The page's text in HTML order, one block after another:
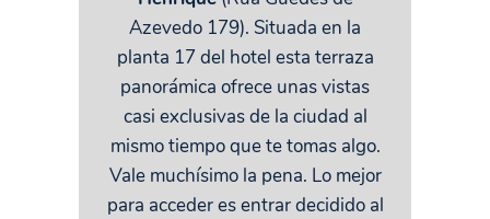
Azevedo 179). Situada en la
planta 17 del hotel esta terraza
panorámica ofrece unas vistas
casi exclusivas de la ciudad al
mismo tiempo que te tomas algo.
Vale muchísimo la pena. Lo mejor
para acceder es entrar decidido al